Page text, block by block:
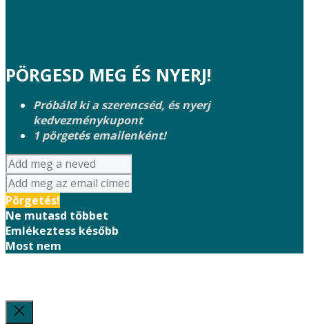
PÖRGESD MEG ÉS NYERJ!
Próbáld ki a szerencséd, és nyerj
kedvezménykupont
1 pörgetés emailenként!
Pörgetés!
Ne mutasd többet
Emlékeztess később
Most nem